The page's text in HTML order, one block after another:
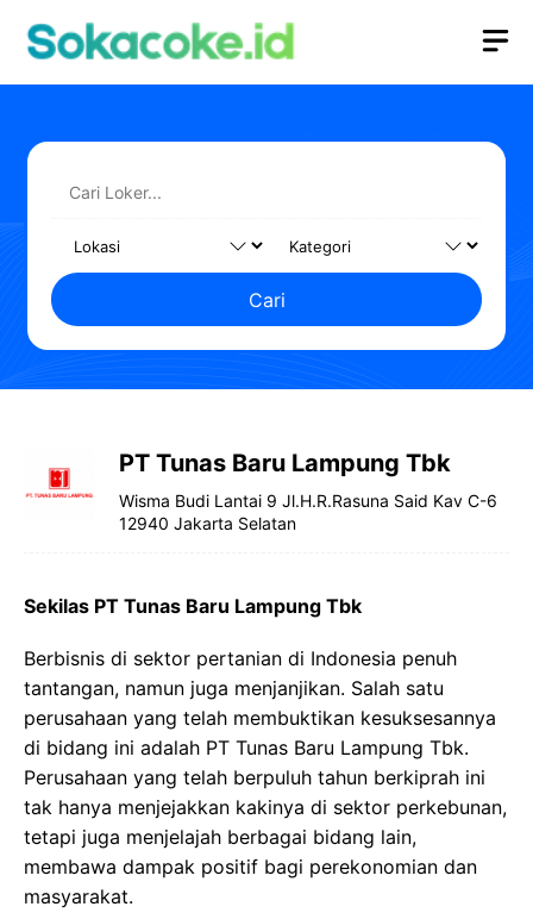
Cari
PT Tunas Baru Lampung Tbk
Wisma Budi Lantai 9 Jl.H.R.Rasuna Said Kav C-6
12940 Jakarta Selatan
Sekilas PT Tunas Baru Lampung Tbk
Berbisnis di sektor pertanian di Indonesia penuh
tantangan, namun juga menjanjikan. Salah satu
perusahaan yang telah membuktikan kesuksesannya
di bidang ini adalah PT Tunas Baru Lampung Tbk.
Perusahaan yang telah berpuluh tahun berkiprah ini
tak hanya menjejakkan kakinya di sektor perkebunan,
tetapi juga menjelajah berbagai bidang lain,
membawa dampak positif bagi perekonomian dan
masyarakat.